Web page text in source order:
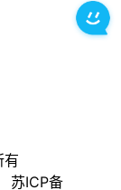
有
苏ICP备